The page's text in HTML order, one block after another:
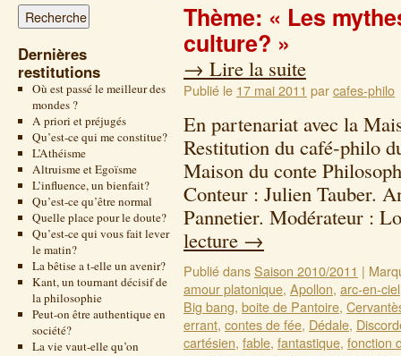
Dernières
restitutions
Où est passé le meilleur des
mondes ?
A priori et préjugés
Qu’est-ce qui me constitue?
L’Athéisme
Altruisme et Egoïsme
L’influence, un bienfait?
Qu’est-ce qu’être normal
Quelle place pour le doute?
Qu’est-ce qui vous fait lever
le matin?
La bêtise a t-elle un avenir?
Kant, un tournant décisif de
la philosophie
Peut-on être authentique en
société?
La vie vaut-elle qu’on
Thème: « Les
culture? »
→ Lire la suite
Publié le 17 mai 2011 parcafes-philo
En partenariat avec la
Restitution du café-philo
Maison du conte
Conteur : Julien Tauber.
Pannetier. Modérateur :
lecture →
Publié dansSaison 2010/2011 |
amour platonique, Apollon, arc-en-ciel
Big bang, boite de Pantoire,
errant, contes de fée, Dédale,
cartésien, fable, fantastique, fonction